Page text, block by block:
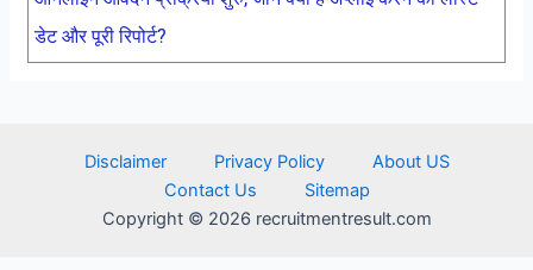
डेट और पूरी रिपोर्ट?
Disclaimer Privacy Policy
About US
Contact Us
Sitemap
Copyright © 2026 recruitmentresult.com